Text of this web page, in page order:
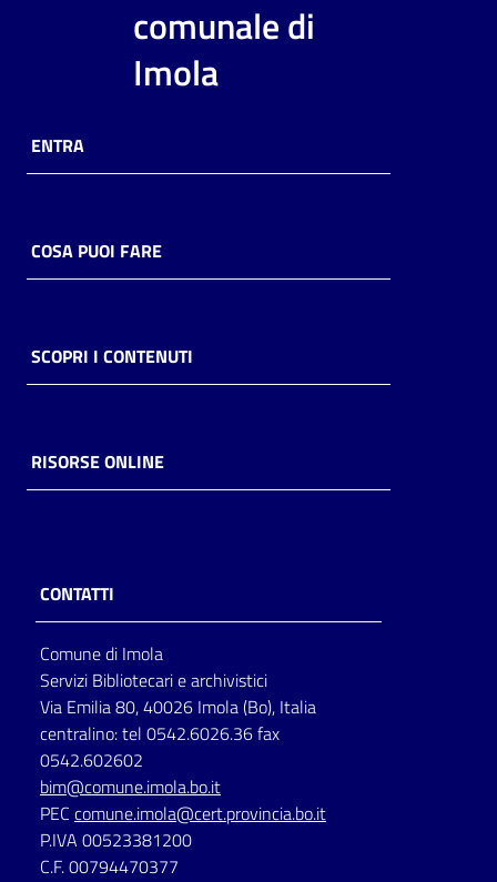
comunale di
Imola
ENTRA
COSA PUOI FARE
SCOPRI I CONTENUTI
RISORSE ONLINE
CONTATTI
Comune di Imola
Servizi Bibliotecari e archivistici
Via Emilia 80, 40026 Imola (Bo), Italia
centralino: tel 0542.6026.36 fax
0542.602602
bim@comune.imola.bo.it
PEC comune.imola@cert.provincia.bo.it
P.IVA 00523381200
C.F. 00794470377